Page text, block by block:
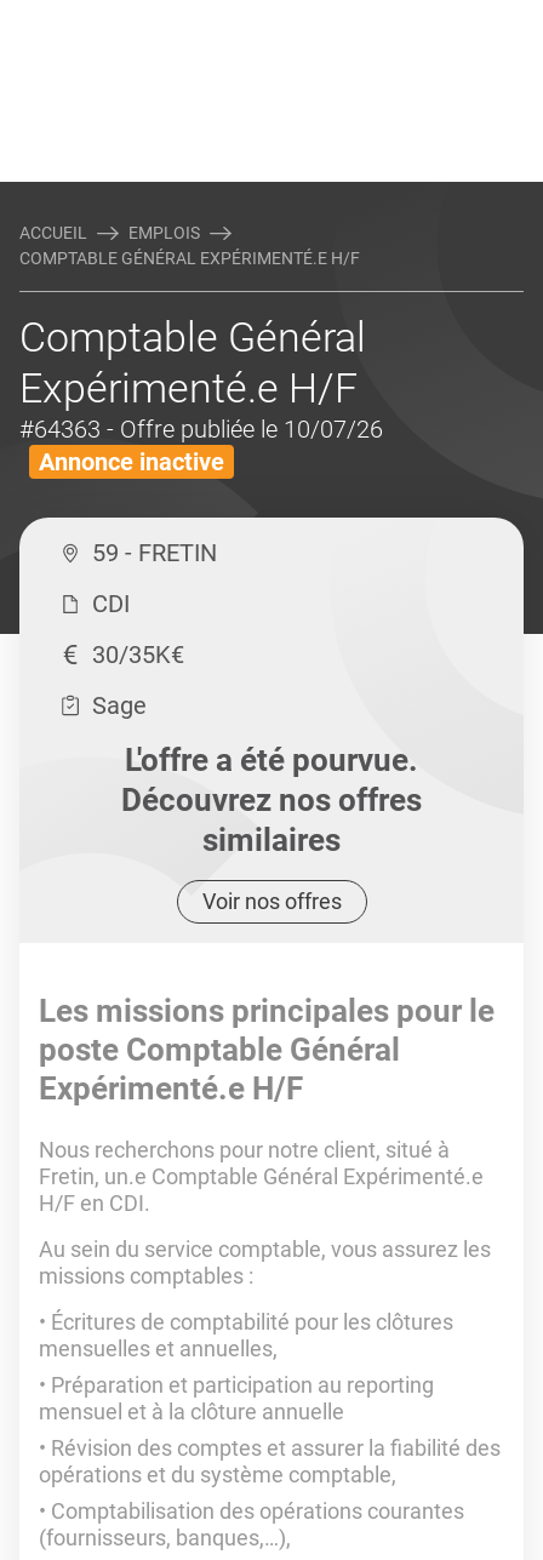
ACCUEIL
EMPLOIS
COMPTABLE GÉNÉRAL EXPÉRIMENTÉ.E H/F
Comptable Général
Expérimenté.e H/F
#64363 - Offre publiée le 10/07/26
Annonce inactive
59 - FRETIN
CDI
30/35K€
Sage
L'offre a été pourvue.
Découvrez nos offres
similaires
Voir nos offres
Les missions principales pour le
poste Comptable Général
Expérimenté.e H/F
Nous recherchons pour notre client, situé à
Fretin, un.e Comptable Général Expérimenté.e
H/F en CDI.
Au sein du service comptable, vous assurez les
missions comptables :
Écritures de comptabilité pour les clôtures
mensuelles et annuelles,
Préparation et participation au reporting
mensuel et à la clôture annuelle
Révision des comptes et assurer la fiabilité des
opérations et du système comptable,
Comptabilisation des opérations courantes
(fournisseurs, banques,…),